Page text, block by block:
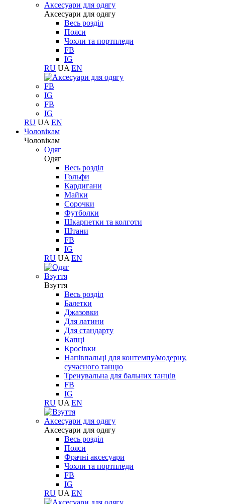
Aксесуари для одягу
Aксесуари для одягу
Весь розділ
Пояси
Чохли та портпледи
FB
IG
RU UA EN
FB
IG
FB
IG
RU UA EN
Чоловікам
Чоловікам
Одяг
Одяг
Весь розділ
Гольфи
Кардигани
Майки
Сорочки
Футболки
Шкарпетки та колготи
Штани
FB
IG
RU UA EN
Взуття
Взуття
Весь розділ
Балетки
Джазовки
Для латини
Для стандарту
Капці
Кросівки
Напівпальці для контемпу/модерну,
сучасного танцю
Тренувальна для бальних танців
FB
IG
RU UA EN
Aксесуари для одягу
Aксесуари для одягу
Весь розділ
Пояси
Фрачні аксесуари
Чохли та портпледи
FB
IG
RU UA EN